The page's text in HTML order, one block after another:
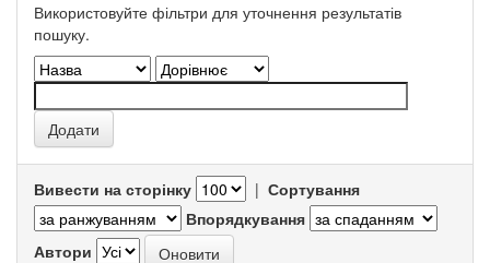
Використовуйте фільтри для уточнення результатів
пошуку.
Вивести на сторінку | Сортування
Впорядкування
Автори